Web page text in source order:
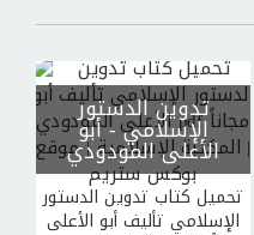
تدوين الدستور
الإسلامي - أبو
الأعلى المودودي
تحميل كتاب تدوين الدستور
الإسلامي تأليف أبو الأعلى